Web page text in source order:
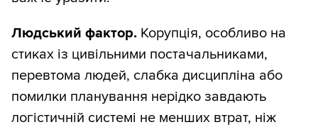
Людський фактор. Корупція, особливо на
стиках із цивільними постачальниками,
перевтома людей, слабка дисципліна або
помилки планування нерідко завдають
логістичній системі не менших втрат, ніж